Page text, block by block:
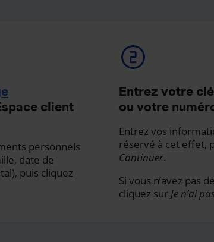
client
personnels
date de
puis cliquez
Entrez votre
ou votre
Entrez vos
réservé à cet effet,
Continuer.
Si vous n’avez pas
cliquez sur Je n’ai